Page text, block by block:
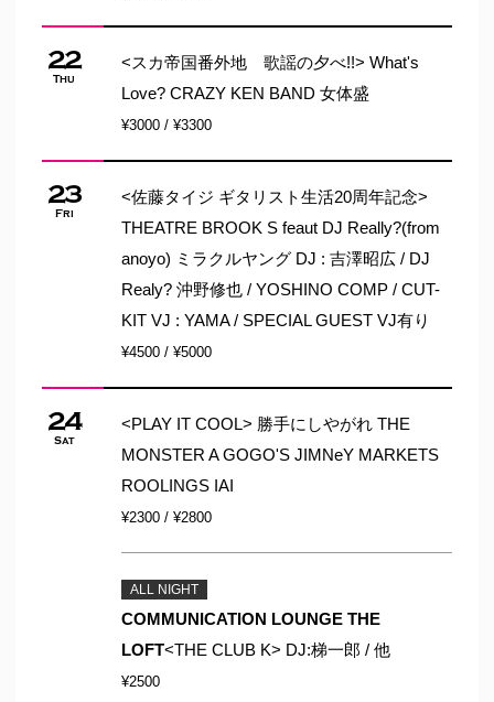
22
Thu
<スカ帝国番外地 歌謡の夕べ!!> What's
Love? CRAZY KEN BAND 女体盛
¥3000 / ¥3300
23
Fri
<佐藤タイジ ギタリスト生活20周年記念>
THEATRE BROOK S feaut DJ Really?(from
anoyo) ミラクルヤング DJ : 吉澤昭広 / DJ
Realy? 沖野修也 / YOSHINO COMP / CUT-
KIT VJ : YAMA / SPECIAL GUEST VJ有り
¥4500 / ¥5000
24
Sat
<PLAY IT COOL> 勝手にしやがれ THE
MONSTER A GOGO'S JIMNeY MARKETS
ROOLINGS IAI
¥2300 / ¥2800
ALL NIGHT
COMMUNICATION LOUNGE THE
LOFT<THE CLUB K> DJ:梯一郎 / 他
¥2500